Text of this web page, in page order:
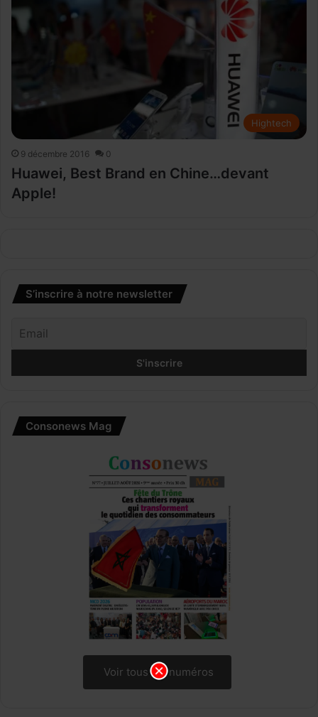
Hightech
9 décembre 2016 0
Huawei, Best Brand en Chine…devant
Apple!
S’inscrire à notre newsletter
Consonews Mag
Voir tous les numéros